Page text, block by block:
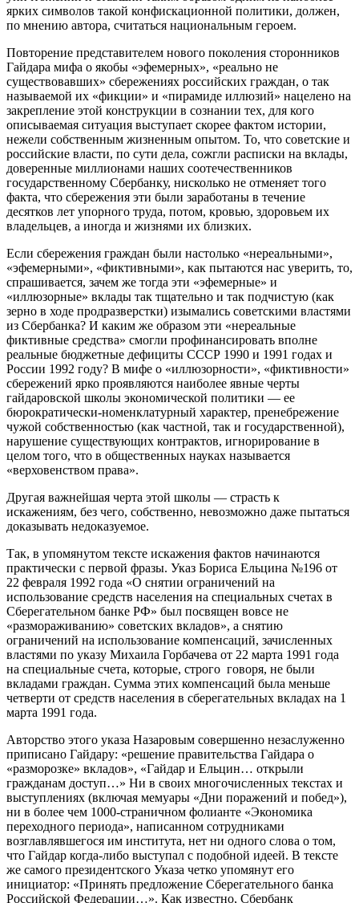
ярких символов такой конфискационной политики, должен,
по мнению автора, считаться национальным героем.
Повторение представителем нового поколения сторонников
Гайдара мифа о якобы «эфемерных», «реально не
существовавших» сбережениях российских граждан, о так
называемой их «фикции» и «пирамиде иллюзий» нацелено на
закрепление этой конструкции в сознании тех, для кого
описываемая ситуация выступает скорее фактом истории,
нежели собственным жизненным опытом. То, что советские и
российские власти, по сути дела, сожгли расписки на вклады,
доверенные миллионами наших соотечественников
государственному Сбербанку, нисколько не отменяет того
факта, что сбережения эти были заработаны в течение
десятков лет упорного труда, потом, кровью, здоровьем их
владельцев, а иногда и жизнями их близких.
Если сбережения граждан были настолько «нереальными»,
«эфемерными», «фиктивными», как пытаются нас уверить, то,
спрашивается, зачем же тогда эти «эфемерные» и
«иллюзорные» вклады так тщательно и так подчистую (как
зерно в ходе продразверстки) изымались советскими властями
из Сбербанка? И каким же образом эти «нереальные
фиктивные средства» смогли профинансировать вполне
реальные бюджетные дефициты СССР 1990 и 1991 годах и
России 1992 году? В мифе о «иллюзорности», «фиктивности»
сбережений ярко проявляются наиболее явные черты
гайдаровской школы экономической политики — ее
бюрократически-номенклатурный характер, пренебрежение
чужой собственностью (как частной, так и государственной),
нарушение существующих контрактов, игнорирование в
целом того, что в общественных науках называется
«верховенством права».
Другая важнейшая черта этой школы — страсть к
искажениям, без чего, собственно, невозможно даже пытаться
доказывать недоказуемое.
Так, в упомянутом тексте искажения фактов начинаются
практически с первой фразы. Указ Бориса Ельцина №196 от
22 февраля 1992 года «О снятии ограничений на
использование средств населения на специальных счетах в
Сберегательном банке РФ» был посвящен вовсе не
«размораживанию» советских вкладов», а снятию
ограничений на использование компенсаций, зачисленных
властями по указу Михаила Горбачева от 22 марта 1991 года
на специальные счета, которые, строго говоря, не были
вкладами граждан. Сумма этих компенсаций была меньше
четверти от средств населения в сберегательных вкладах на 1
марта 1991 года.
Авторство этого указа Назаровым совершенно незаслуженно
приписано Гайдару: «решение правительства Гайдара о
«разморозке» вкладов», «Гайдар и Ельцин… открыли
гражданам доступ…» Ни в своих многочисленных текстах и
выступлениях (включая мемуары «Дни поражений и побед»),
ни в более чем 1000-страничном фолианте «Экономика
переходного периода», написанном сотрудниками
возглавлявшегося им института, нет ни одного слова о том,
что Гайдар когда-либо выступал с подобной идеей. В тексте
же самого президентского Указа четко упомянут его
инициатор: «Принять предложение Сберегательного банка
Российской Федерации…». Как известно, Сбербанк